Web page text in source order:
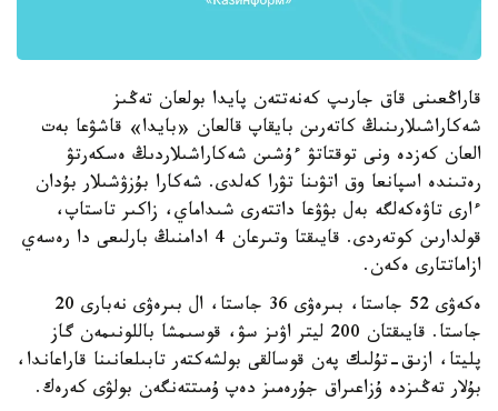
قاراڭعىنى قاق جارىپ كەنەتتەن پايدا بولعان تەڭىز
شەكاراشىلارىنىڭ كاتەرىن بايقاپ قالعان «بايدا» قاشۋعا بەت
العان كەزدە ونى توقتاتۋ ءۇشىن شەكاراشىلاردىڭ ەسكەرتۋ
رەتىندە اسپانعا وق اتۋىنا تۋرا كەلدى. شەكارا بۇزۋشىلار بۇدان
ءارى تاۋەكەلگە بەل بۋۋعا داتتەرى شىداماي، زاكىر تاستاپ،
قولدارىن كوتەردى. قايىقتا وتىرعان 4 ادامنىڭ بارلىعى دا رەسەي
ازاماتتارى ەكەن.
ەكەۋى 52 جاستا، بىرەۋى 36 جاستا، ال بىرەۋى نەبارى 20
جاستا. قايىقتان 200 ليتر اۋىز سۋ، قوسىمشا باللونىمەن گاز
پليتا، ازىق-تۇلىك پەن قوسالقى بولشەكتەر تابىلعانىنا قاراعاندا،
بۇلار تەڭىزدە ۇزاعىراق جۇرەمىز دەپ ۇمىتتەنگەن بولۋى كەرەك.